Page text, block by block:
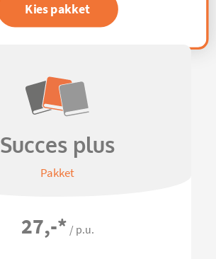
Kies pakket
Succes plus
Pakket
27,-* / p.u.